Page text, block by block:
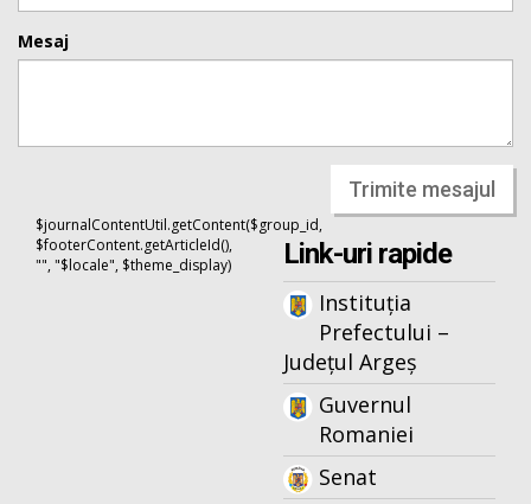
Mesaj
Trimite mesajul
$journalContentUtil.getContent($group_id,
$footerContent.getArticleId(),
"", "$locale", $theme_display)
Link-uri rapide
Instituția
Prefectului –
Județul Argeș
Guvernul
Romaniei
Senat